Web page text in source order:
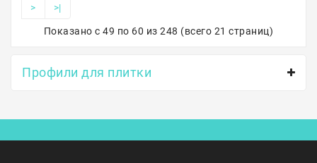
> >|
Показано с 49 по 60 из 248 (всего 21 страниц)
Профили для плитки